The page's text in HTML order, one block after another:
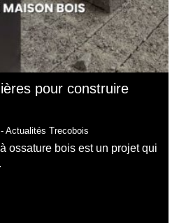
pour construire
Actualités Trecobois
ossature bois est un projet qui